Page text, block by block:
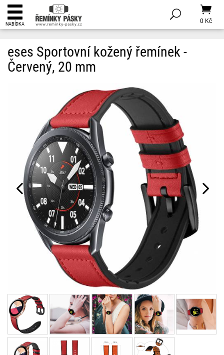
0 Kč
NABÍDKA
eses Sportovní kožený řemínek -
Červený, 20 mm